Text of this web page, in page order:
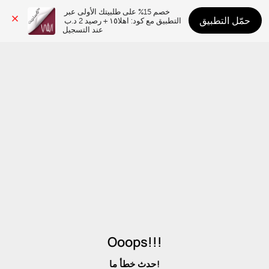
عند التسجيل
حمّل التطبيق
Ooops!!!
حدث خطأ ما!